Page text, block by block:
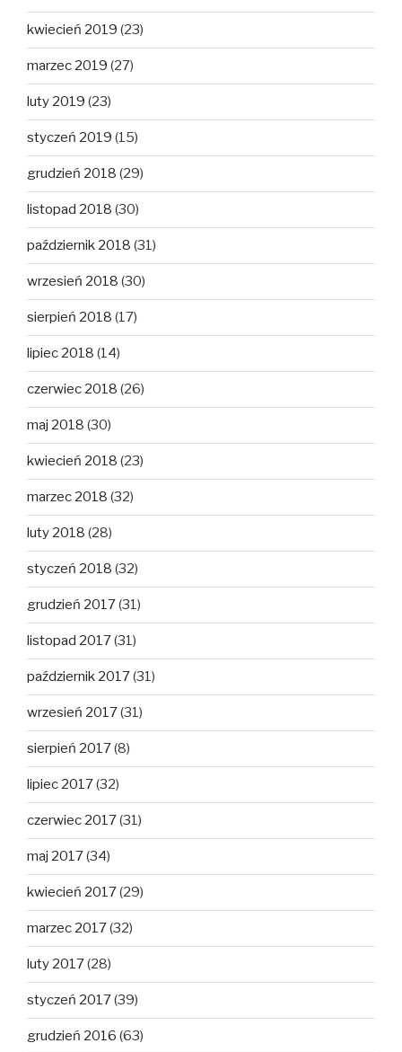
kwiecień 2019 (23)
marzec 2019 (27)
luty 2019 (23)
styczeń 2019 (15)
grudzień 2018 (29)
listopad 2018 (30)
październik 2018 (31)
wrzesień 2018 (30)
sierpień 2018 (17)
lipiec 2018 (14)
czerwiec 2018 (26)
maj 2018 (30)
kwiecień 2018 (23)
marzec 2018 (32)
luty 2018 (28)
styczeń 2018 (32)
grudzień 2017(31)
listopad 2017(31)
październik 2017(31)
wrzesień 2017(31)
sierpień 2017(8)
lipiec 2017(32)
czerwiec 2017(31)
maj 2017(34)
kwiecień 2017(29)
marzec 2017(32)
luty 2017(28)
styczeń 2017(39)
grudzień 2016 (63)